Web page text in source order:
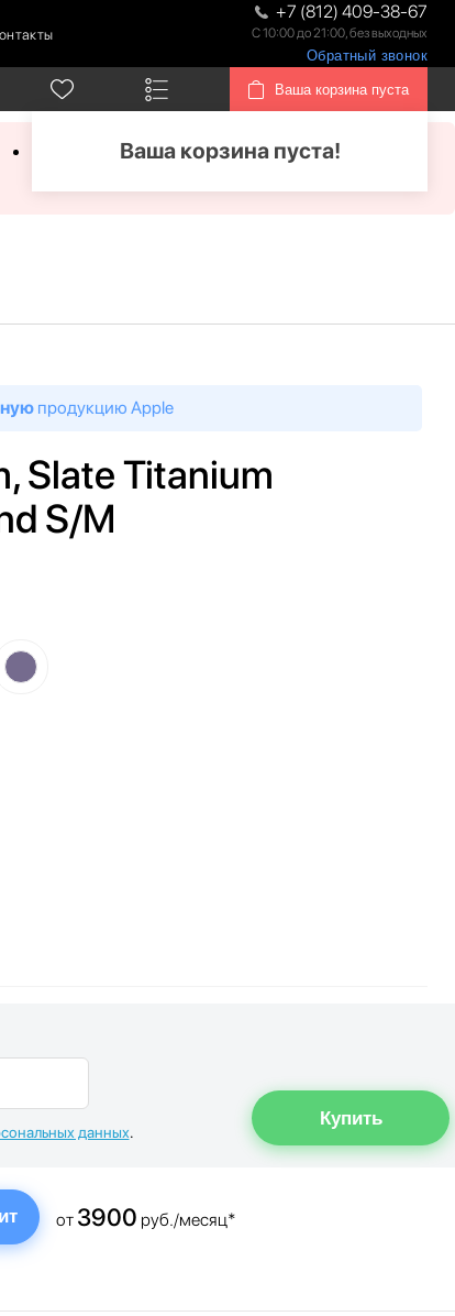
+7 (812) 409-38-67
С 10:00 до 21:00, без выходных
Обратный звонок
Ваша корзина пуста
Ваша корзина пуста!
продукцию Apple
Slate Titanium
S/M
данных.
от 3900 руб./месяц*